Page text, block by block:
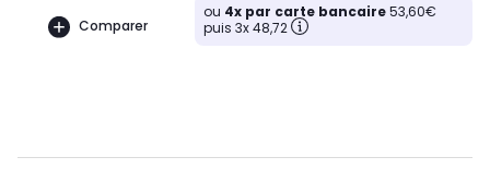
Comparer
ou 4x par carte bancaire53,60€
puis 3x 48,72